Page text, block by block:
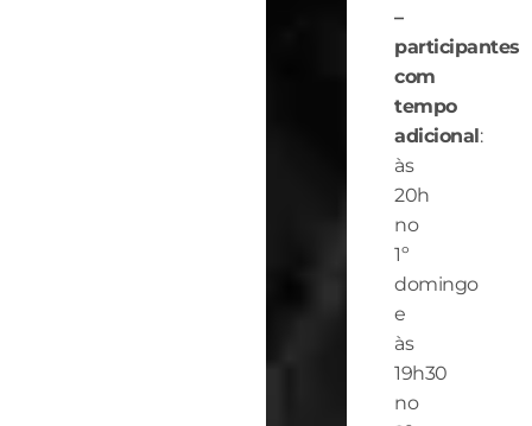
–
participantes
com
tempo
adicional:
às
20h
no
1º
domingo
e
às
19h30
no